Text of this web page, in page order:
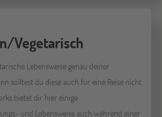
Vegetarisch
Lebensweise genau deiner
solltest du diese auch für eine Reise nicht
bietet dir hier einige
und Lebensweise auch während einer